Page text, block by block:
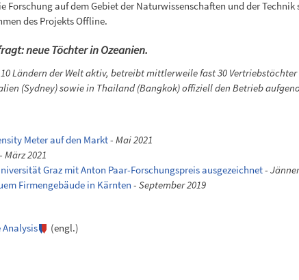
Forschung auf dem Gebiet der Naturwissenschaften und der
des Projekts Offline.
neue Töchter in Ozeanien.
Ländern der Welt aktiv, betreibt mittlerweile fast 30
(Sydney) sowie in Thailand (Bangkok) offiziell den Betrieb
Meter auf den Markt-Mai 2021
-März 2021
Graz mit Anton Paar-Forschungspreis ausgezeichnet-
Firmengebäude in Kärnten -September 2019
(engl.)